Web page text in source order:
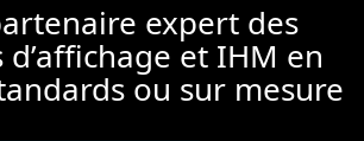
expert des
et IHM en
ou sur mesure